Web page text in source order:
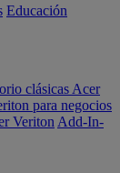
Educación
clásicas Acer
para negocios
Veriton Add-In-